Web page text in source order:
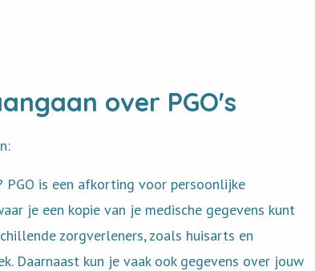
over PGO's
PGO is een afkorting voor persoonlijke
je een kopie van je medische gegevens kunt
zorgverleners, zoals huisarts en
Daarnaast kun je vaak ook gegevens over jouw